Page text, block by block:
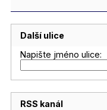
Další ulice
Napište jméno ulice:
RSS kanál